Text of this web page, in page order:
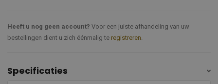
Heeft u nog geen account? Voor een juiste afhandeling van uw
bestellingen dient u zich éénmalig te registreren
Specificaties